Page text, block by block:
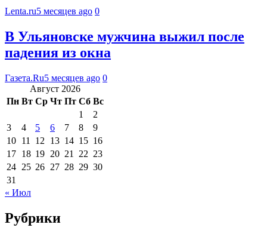
Lenta.ru5 месяцев ago 0
В Ульяновске мужчина выжил после
падения из окна
Газета.Ru5 месяцев ago 0
Август 2026
Пн Вт Ср Чт Пт Сб Вс
1
2
3
4 5 6 7 8
9
10 11 12 13 14 15 16
17 18 19 20 21 22 23
24 25 26 27 28 29 30
31
« Июл
Рубрики